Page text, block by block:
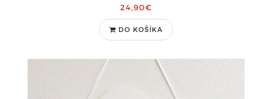
24,90€
DO KOŠÍKA